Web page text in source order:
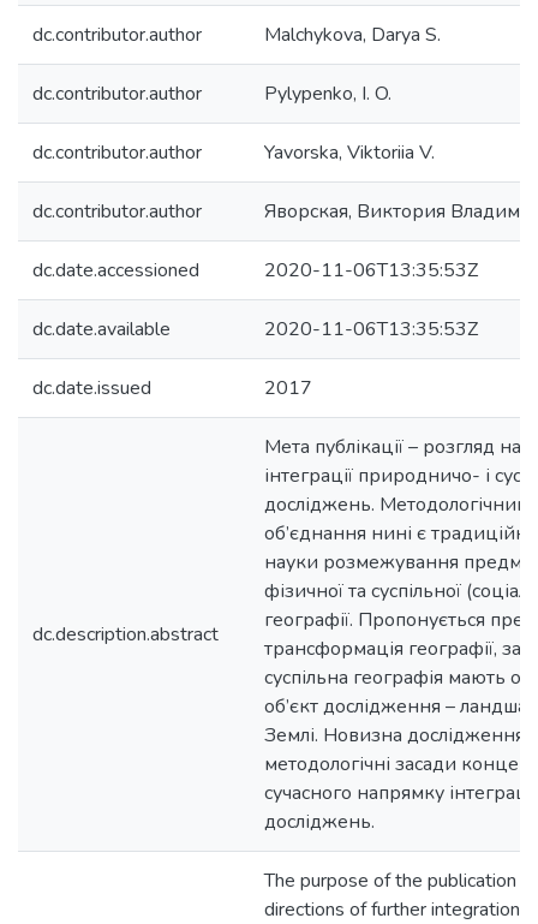
dc.contributor.author Malchykova, Darya S.
dc.contributor.author Pylypenko, I. O.
dc.contributor.author Yavorska, Viktoriia V.
dc.contributor.author Яворская, Виктория
dc.date.accessioned 2020-11-06T13:35:53Z
dc.date.available 2020-11-06T13:35:53Z
dc.date.issued 2017
dc.description.abstract
Мета публікації – розгляд
інтеграції природничо- і
досліджень. Методологічним
об’єднання нині є
науки розмежування
фізичної та суспільної
географії. Пропонується
трансформація географії, за
суспільна географія мають
об’єкт дослідження –
Землі. Новизна дослідження
методологічні засади
сучасного напрямку
досліджень.
The purpose of the publication
directions of further integration